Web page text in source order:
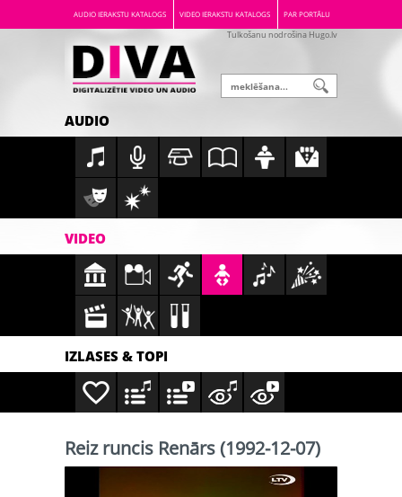
AUDIO IERAKSTU KATALOGS VIDEO IERAKSTU KATALOGS PAR PORTĀLU
Tulkošanu nodrošina Hugo.lv
AUDIO
VIDEO
IZLASES & TOPI
Reiz runcis Renārs (1992-12-07)